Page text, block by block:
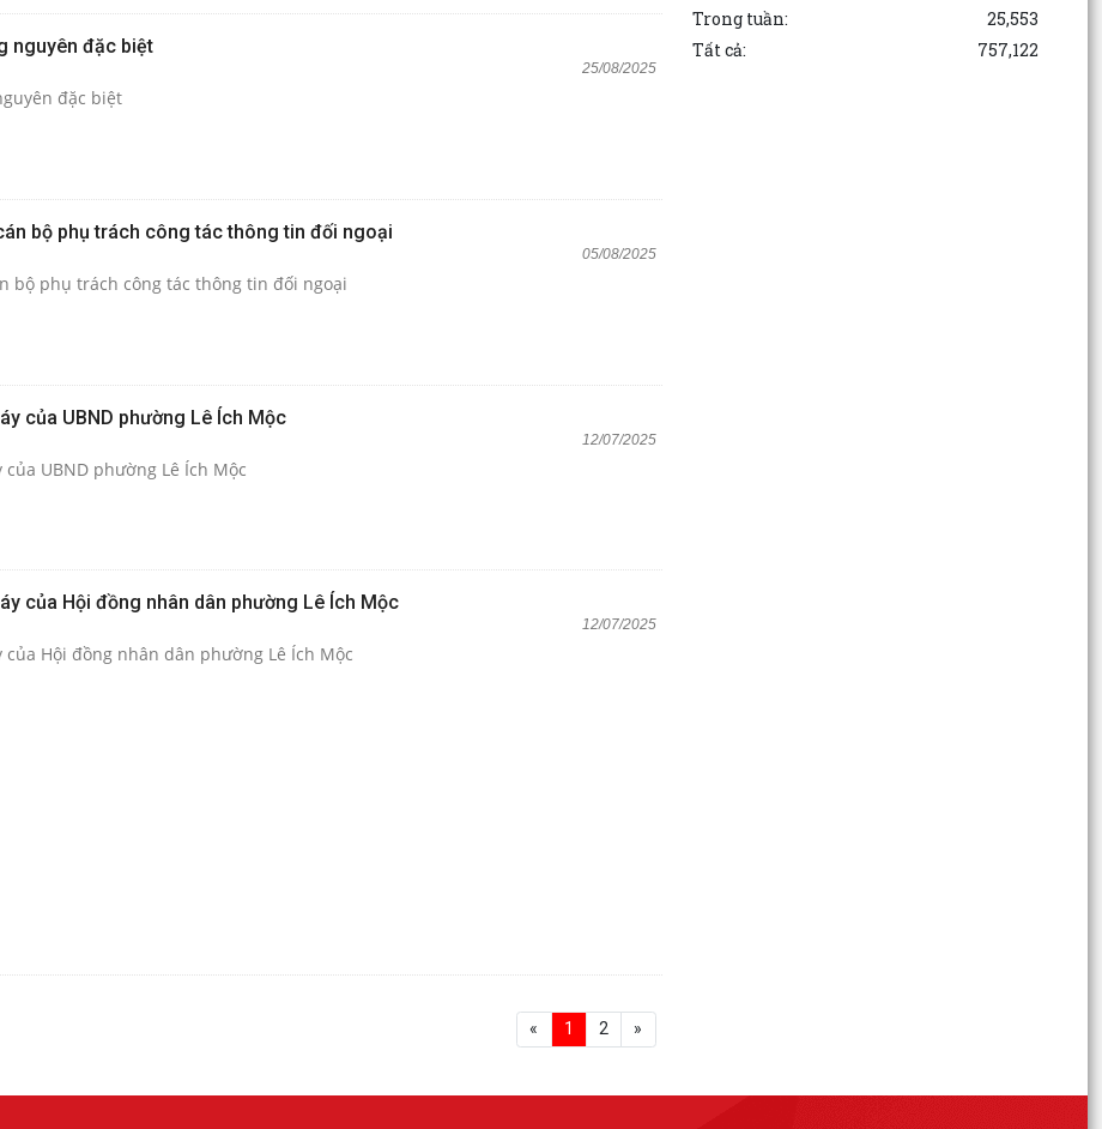
nguyên đặc biệt
25/08/2025
đặc biệt
bộ phụ trách công tác thông tin đối ngoại
05/08/2025
bộ phụ trách công tác thông tin đối ngoại
của UBND phường Lê Ích Mộc
12/07/2025
UBND phường Lê Ích Mộc
của Hội đồng nhân dân phường Lê Ích Mộc
12/07/2025
của Hội đồng nhân dân phường Lê Ích Mộc
« 1 2 »
Trong tuần:
25,553
Tất cả:
757,122